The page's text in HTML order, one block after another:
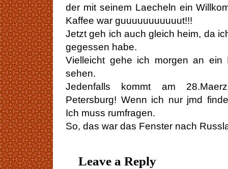
der mit seinem Laecheln ein
Kaffee war guuuuuuuuuuut!!!
Jetzt geh ich auch gleich heim, da
gegessen habe.
Vielleicht gehe ich morgen an ein
sehen.
Jedenfalls kommt am
Petersburg! Wenn ich nur jmd
Ich muss rumfragen.
So, das war das Fenster nach
Leave a Reply